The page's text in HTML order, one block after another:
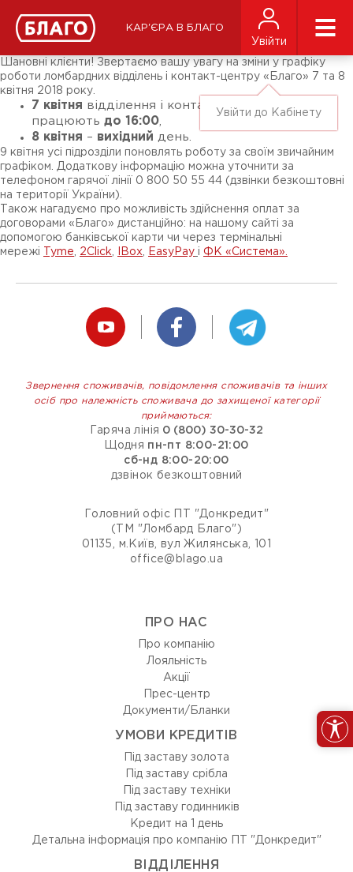
КАР'ЄРА В БЛАГО
Увійти
Увійти до Кабінету
ЗМІ про нас
Підписники соц-мереж
Ярмарки
Шановні клієнти! Звертаємо вашу увагу на зміни у графіку
роботи ломбардних відділень і контакт-центру «Благо» 7 та 8
квітня 2018 року.
7 квітня відділення і контакт-центр
працюють до 16:00
8 квітня – вихідний день.
9 квітня усі підрозділи поновлять роботу за своїм звичайним
графіком. Додаткову інформацію можна уточнити за
телефоном гарячої лінії 0 800 50 55 44 (дзвінки безкоштовні
на території України).
Також нагадуємо про можливість здійснення оплат за
договорами «Благо» дистанційно: на нашому сайті за
допомогою банківської карти чи через термінальні
мережі
Tyme 2Click IBox EasyPay і ФК «Система».
Звернення споживачів, повідомлення споживачів та інших
осіб про належність споживача до захищеної категорії
приймаються:
Гаряча лінія 0 (800) 30-30-32
Щодня пн-пт 8:00-21:00
сб-нд 8:00-20:00
дзвінок безкоштовний
Головний офіс ПТ "Донкредит"
(ТМ "Ломбард Благо")
01135, м.Київ, вул Жилянська, 101
office@blago.ua
ПРО НАС
Про компанію
Лояльність
Акції
Прес-центр
Документи/Бланки
УМОВИ КРЕДИТІВ
Під заставу золота
Під заставу срібла
Під заставу техніки
Під заставу годинників
Кредит на 1 день
Детальна інформація про компанію ПТ "Донкредит"
ВIДДIЛЕННЯ